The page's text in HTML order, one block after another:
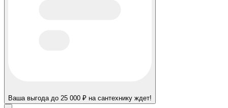
Ваша выгода до 25 000 ₽ на сантехнику ждет!